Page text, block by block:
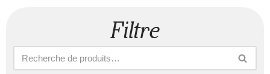
Filtre